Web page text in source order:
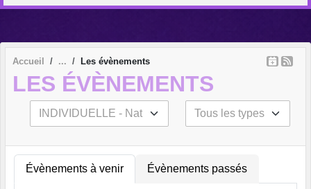
Accueil Les évènements
LES ÉVÈNEMENTS
Évènements à venir Évènements passés